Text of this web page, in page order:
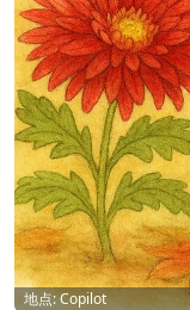
地点: Copilot